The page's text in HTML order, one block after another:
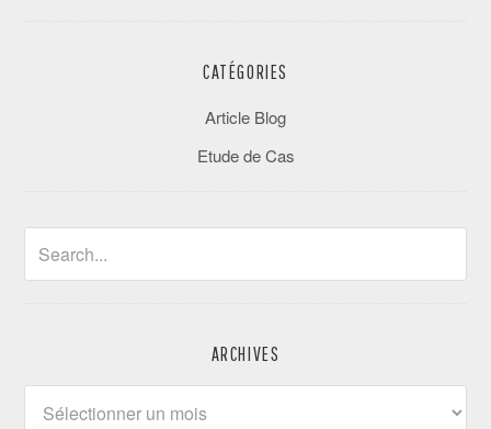
CATÉGORIES
Article Blog
Etude de Cas
ARCHIVES